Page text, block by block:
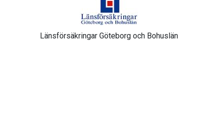
Länsförsäkringar Göteborg och Bohuslän